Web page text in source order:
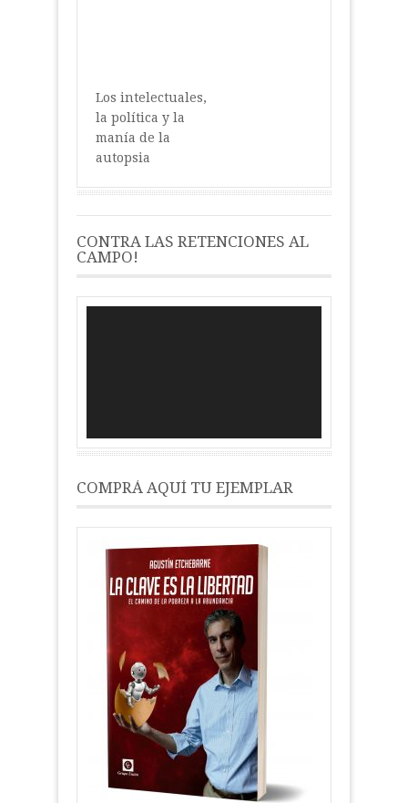
Los intelectuales,
la política y la
manía de la
autopsia
CONTRA LAS RETENCIONES AL
CAMPO!
COMPRÁ AQUÍ TU EJEMPLAR